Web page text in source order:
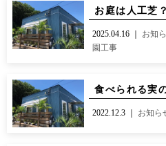
お庭は人工芝
2025.04.16 ｜ お知
園工事
食べられる実
2022.12.3 ｜ お知ら